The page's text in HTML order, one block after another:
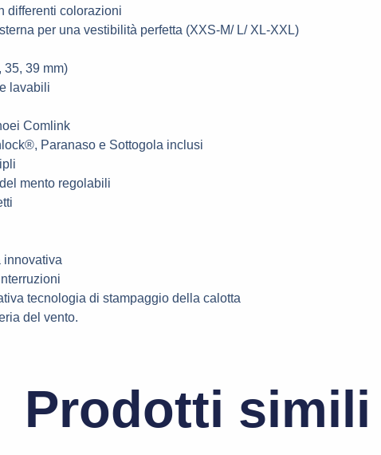
differenti colorazioni
per una vestibilità perfetta (XXS-M/ L/ XL-XXL)
35, 39 mm)
lavabili
Comlink
Paranaso e Sottogola inclusi
mento regolabili
innovativa
tecnologia di stampaggio della calotta
del vento.
Prodotti simili